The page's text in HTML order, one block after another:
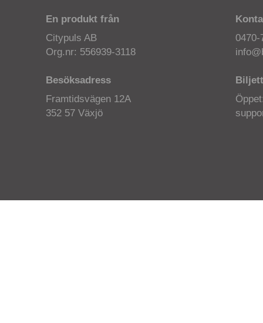
En produkt från
Citypuls AB
Org.nr: 556939-3118
Besöksadress
Framtidsvägen 12A
352 57 Växjö
0470-